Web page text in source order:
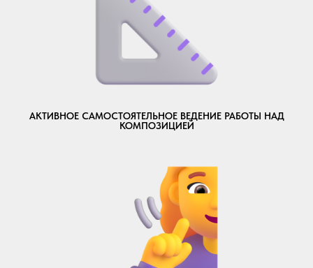
АКТИВНОЕ САМОСТОЯТЕЛЬНОЕ ВЕДЕНИЕ РАБОТЫ НАД
КОМПОЗИЦИЕЙ